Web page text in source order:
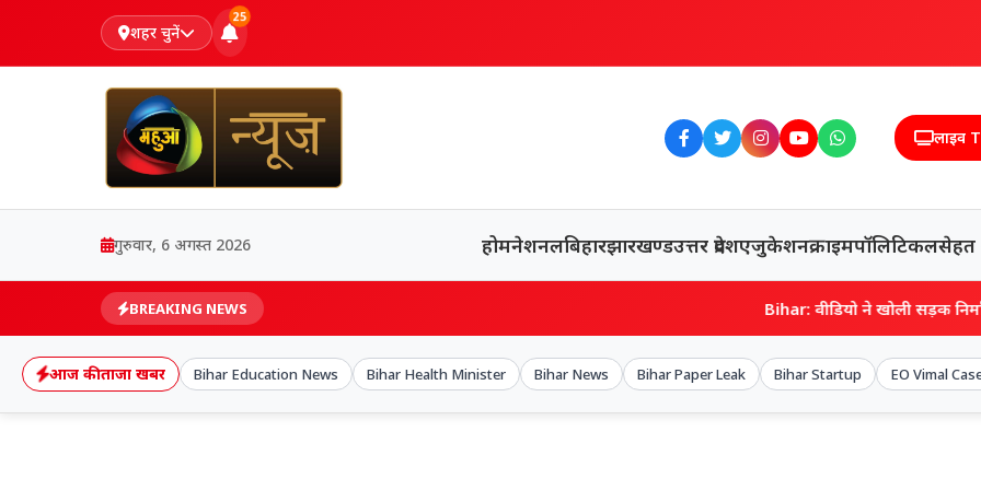
शहर चुनें
25
लाइव
गुरुवार, 6 अगस्त 2026 होमनेशनलबिहारझारखण्डउत्तर प्रदेशएजुकेशनक्राइमपॉलिटिकलसेहत
BREAKING NEWS Bihar: वीडियो ने खोली सड़क निर्माण की पोल,
आज की ताजा खबर Bihar Education News Bihar Health Minister Bihar News Bihar Paper Leak Bihar Startup EO Vimal